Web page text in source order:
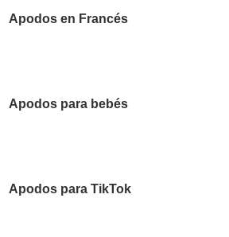
Apodos en Francés
Apodos para bebés
Apodos para TikTok